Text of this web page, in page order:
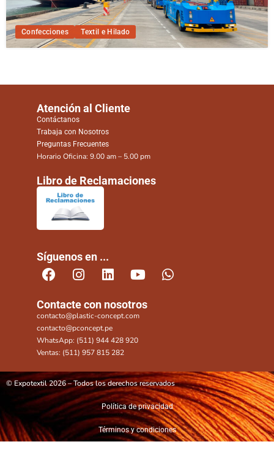
Confecciones Textil e Hilado
Atención al Cliente
Contáctanos
Trabaja con Nosotros
Preguntas Frecuentes
Horario Oficina: 9.00 am – 5.00 pm
Libro de Reclamaciones
Síguenos en ...
Contacte con nosotros
contacto@plastic-concept.com
contacto@pconcept.pe
WhatsApp: (511) 944 428 920
Ventas: (511) 957 815 282
© Expotextil 2026 – Todos los derechos reservados
Política de privacidad
Términos y condiciones